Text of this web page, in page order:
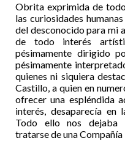
Obrita exprimida de
las curiosidades
del desconocido para mi
de todo interés
pésimamente dirigido
pésimamente
quienes ni siquiera
Castillo, a quien en
ofrecer una espléndida
interés, desaparecía
Todo ello nos dejaba
tratarse de una